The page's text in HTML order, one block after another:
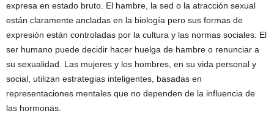
expresa en estado bruto. El hambre, la sed o la atracción sexual
están claramente ancladas en la biología pero sus formas de
expresión están controladas por la cultura y las normas sociales. El
ser humano puede decidir hacer huelga de hambre o renunciar a
su sexualidad. Las mujeres y los hombres, en su vida personal y
social, utilizan estrategias inteligentes, basadas en
representaciones mentales que no dependen de la influencia de
las hormonas.